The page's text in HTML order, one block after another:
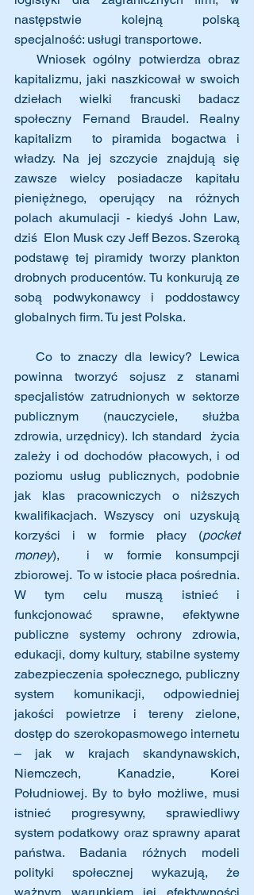
następstwie kolejną polską
specjalność: usługi transportowe.
kapitalizmu, jaki naszkicował w swoich
dziełach wielki francuski badacz
społeczny Fernand Braudel. Realny
kapitalizm  to piramida bogactwa i
władzy. Na jej szczycie znajdują się
zawsze wielcy posiadacze kapitału
pieniężnego, operujący na różnych
polach akumulacji - kiedyś John Law,
dziś  Elon Musk czy Jeff Bezos. Szeroką
podstawę tej piramidy tworzy plankton
drobnych producentów. Tu konkurują ze
sobą podwykonawcy i poddostawcy
globalnych firm. Tu jest Polska.
   Co to znaczy dla lewicy? Lewica
powinna tworzyć sojusz z stanami
specjalistów zatrudnionych w sektorze
publicznym (nauczyciele, służba
zdrowia, urzędnicy). Ich standard  życia
zależy i od dochodów płacowych, i od
poziomu usług publicznych, podobnie
jak klas pracowniczych o niższych
kwalifikacjach. Wszyscy oni uzyskują
korzyści i w formie płacy (pocket
money),  i w formie konsumpcji
zbiorowej.  To w istocie płaca pośrednia.
W tym celu muszą istnieć i
funkcjonować sprawne, efektywne
publiczne systemy ochrony zdrowia,
edukacji, domy kultury, stabilne systemy
zabezpieczenia społecznego, publiczny
system komunikacji, odpowiedniej
jakości powietrze i tereny zielone,
dostęp do szerokopasmowego internetu
– jak w krajach skandynawskich,
Niemczech, Kanadzie, Korei
Południowej. By to było możliwe, musi
istnieć progresywny, sprawiedliwy
system podatkowy oraz sprawny aparat
państwa. Badania różnych modeli
polityki społecznej wykazują, że